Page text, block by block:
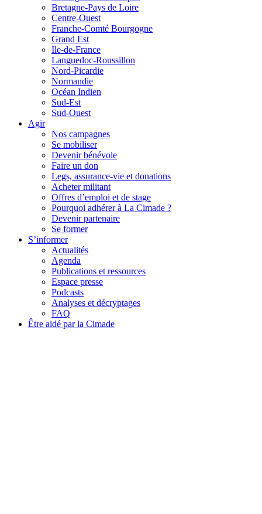
Bretagne-Pays de Loire
Centre-Ouest
Franche-Comté Bourgogne
Grand Est
Ile-de-France
Languedoc-Roussillon
Nord-Picardie
Normandie
Océan Indien
Sud-Est
Sud-Ouest
Agir
Nos campagnes
Se mobiliser
Devenir bénévole
Faire un don
Legs, assurance-vie et donations
Acheter militant
Offres d’emploi et de stage
Pourquoi adhérer à La Cimade ?
Devenir partenaire
Se former
S’informer
Actualités
Agenda
Publications et ressources
Espace presse
Podcasts
Analyses et décryptages
FAQ
Être aidé par la Cimade